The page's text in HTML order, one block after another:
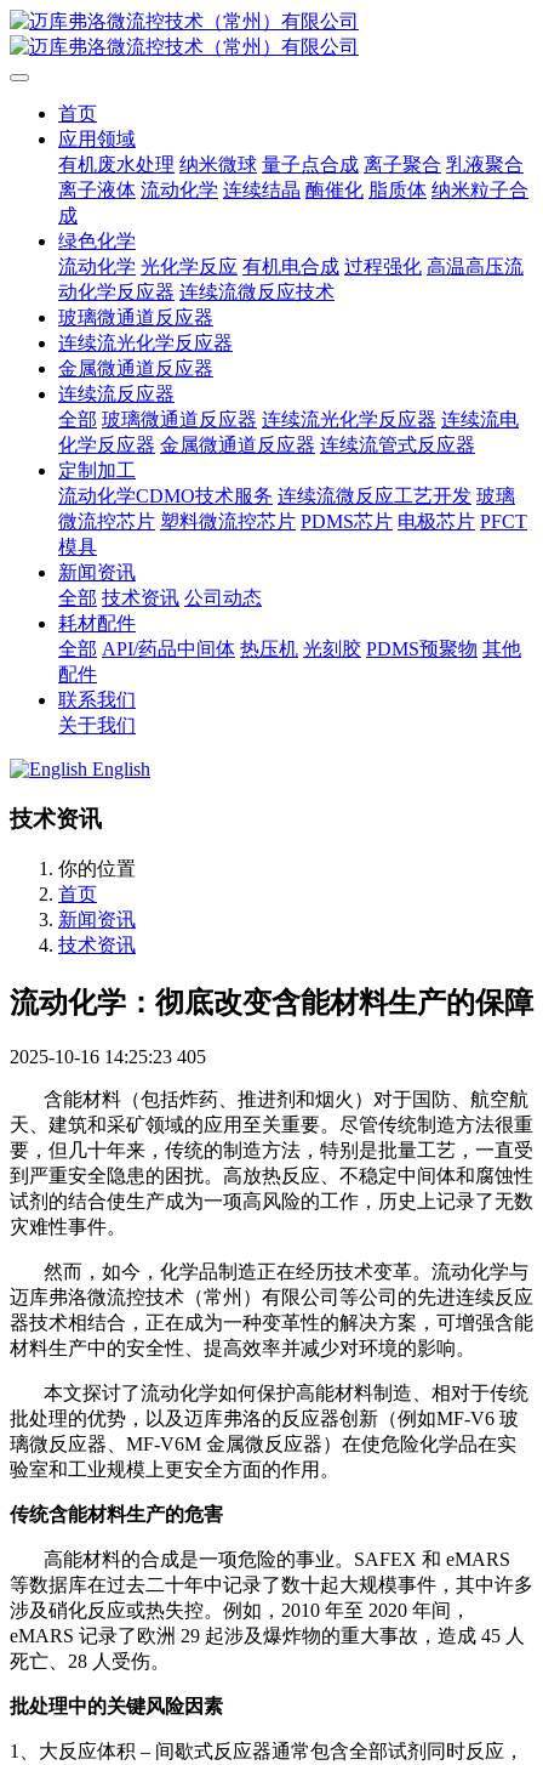
首页
应用领域
有机废水处理 纳米微球 量子点合成 离子聚合 乳液聚合
离子液体 流动化学 连续结晶 酶催化 脂质体 纳米粒子合
成
绿色化学
流动化学 光化学反应 有机电合成 过程强化 高温高压流
动化学反应器 连续流微反应技术
玻璃微通道反应器
连续流光化学反应器
金属微通道反应器
连续流反应器
全部 玻璃微通道反应器 连续流光化学反应器 连续流电
化学反应器 金属微通道反应器 连续流管式反应器
定制加工
流动化学CDMO技术服务 连续流微反应工艺开发 玻璃
微流控芯片 塑料微流控芯片 PDMS芯片 电极芯片 PFCT
模具
新闻资讯
全部 技术资讯 公司动态
耗材配件
全部 API/药品中间体 热压机 光刻胶 PDMS预聚物 其他
配件
联系我们
关于我们
English
技术资讯
你的位置
首页
新闻资讯
技术资讯
流动化学：彻底改变含能材料生产的保障
2025-10-16 14:25:23 405
含能材料（包括炸药、推进剂和烟火）对于国防、航空航
天、建筑和采矿领域的应用至关重要。尽管传统制造方法很重
要，但几十年来，传统的制造方法，特别是批量工艺，一直受
到严重安全隐患的困扰。高放热反应、不稳定中间体和腐蚀性
试剂的结合使生产成为一项高风险的工作，历史上记录了无数
灾难性事件。
然而，如今，化学品制造正在经历技术变革。流动化学与
迈库弗洛微流控技术（常州）有限公司 等公司的先进连续反应
器技术相结合，正在成为一种变革性的解决方案，可增强含能
材料生产中的安全性、提高效率并减少对环境的影响。
本文探讨了流动化学如何保护高能材料制造、相对于传统
批处理的优势，以及迈库弗洛的反应器创新（例如MF-V6 玻
璃微反应器、MF-V6M 金属微反应器）在使危险化学品在实
验室和工业规模上更安全方面的作用。
传统含能材料生产的危害
高能材料的合成是一项危险的事业。 SAFEX 和 eMARS
等数据库在过去二十年中记录了数十起大规模事件，其中许多
涉及硝化反应或热失控。例如，2010 年至 2020 年间，
eMARS 记录了欧洲 29 起涉及爆炸物的重大事故，造成 45 人
死亡、28 人受伤。
批处理中的关键风险因素
1、 大反应体积 – 间歇式反应器通常包含全部试剂同时反应 ，